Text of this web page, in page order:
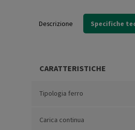
Descrizione Specifiche
CARATTERISTICHE
Tipologia ferro
Carica continua